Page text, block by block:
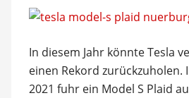
In diesem Jahr könnte Tesla
einen Rekord zurückzuholen.
2021 fuhr ein Model S Plaid